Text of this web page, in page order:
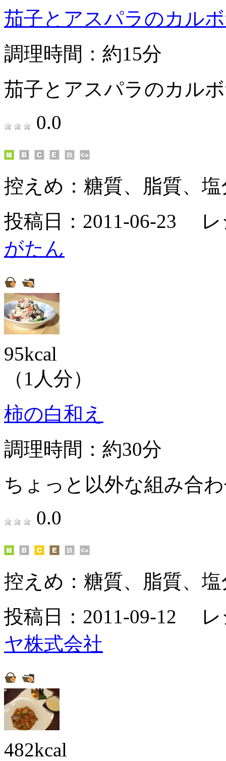
茄子とアスパラのカル
調理時間：約15分
茄子とアスパラのカル
0.0
控えめ： 糖質、脂質、
投稿日：2011-06-23
がたん
95kcal
（1人分）
柿の白和え
調理時間：約30分
ちょっと以外な組み合
0.0
控えめ： 糖質、脂質、
投稿日：2011-09-12
ヤ株式会社
482kcal